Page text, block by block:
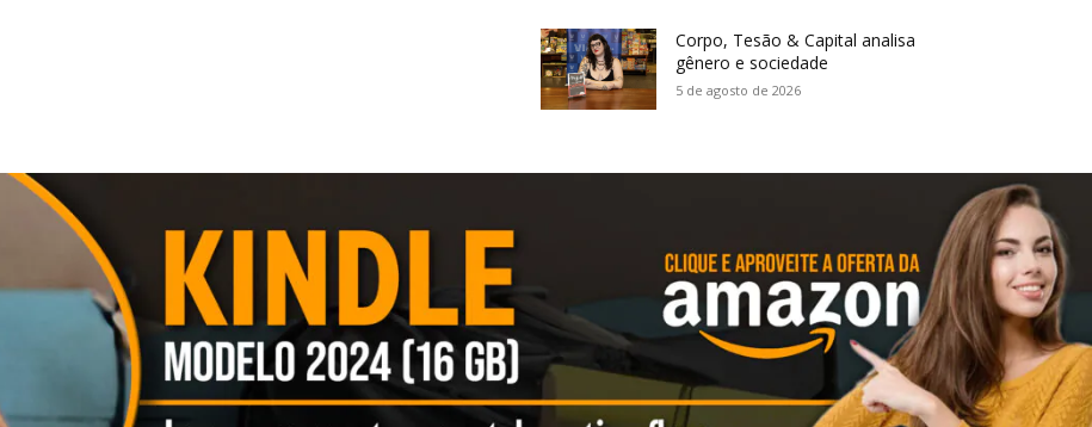
Corpo, Tesão & Capital analisa
gênero e sociedade
5 de agosto de 2026